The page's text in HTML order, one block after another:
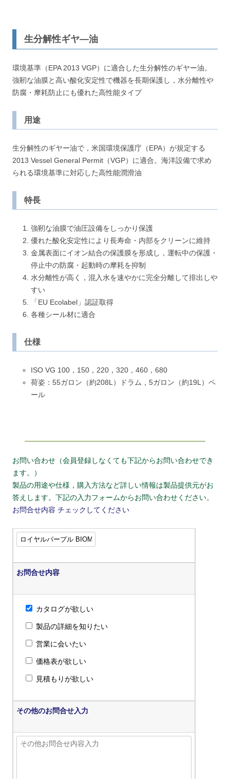
生分解性ギヤ―油
環境基準（EPA 2013 VGP）に適合した生分解性のギヤー油。
強靭な油膜と高い酸化安定性で機器を長期保護し，水分離性や
防腐・摩耗防止にも優れた高性能タイプ
用途
生分解性のギヤー油で，米国環境保護庁（EPA）が規定する
2013 Vessel General Permit（VGP）に適合。海洋設備で求め
られる環境基準に対応した高性能潤滑油
特長
強靭な油膜で油圧設備をしっかり保護
優れた酸化安定性により長寿命・内部をクリーンに維持
金属表面にイオン結合の保護膜を形成し，運転中の保護・
停止中の防腐・起動時の摩耗を抑制
水分離性が高く，混入水を速やかに完全分離して排出しや
すい
「EU Ecolabel」認証取得
各種シール材に適合
仕様
ISO VG 100，150，220，320，460，680
荷姿：55ガロン（約208L）ドラム，5ガロン（約19L）ペ
ール
お問い合わせ（会員登録しなくても下記からお問い合わせでき
ます。）
製品の用途や仕様，購入方法など詳しい情報は製品提供元がお
答えします。下記の入力フォームからお問い合わせください。
お問合せ内容 チェックしてください
お問合せ内容
カタログが欲しい
製品の詳細を知りたい
営業に会いたい
価格表が欲しい
見積もりが欲しい
その他のお問合せ入力